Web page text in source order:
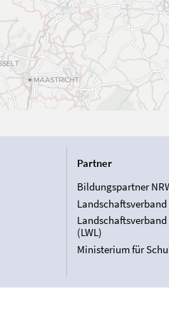
Partner
Bildungspartner
(LWL)
Ministerium für